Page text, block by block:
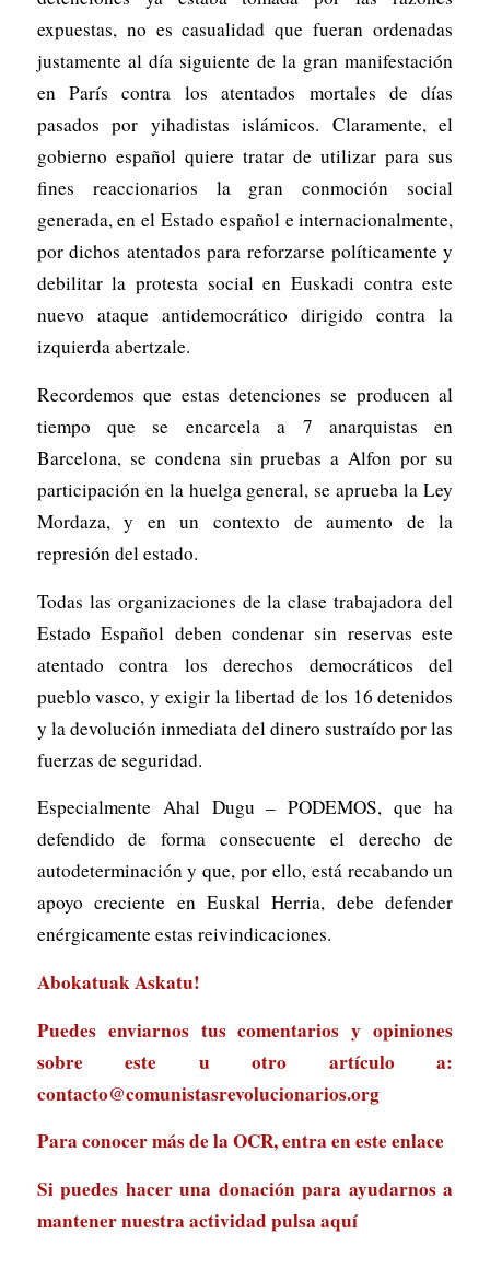
expuestas, no es casualidad que fueran ordenadas
justamente al día siguiente de la gran manifestación
en París contra los atentados mortales de días
pasados por yihadistas islámicos. Claramente, el
gobierno español quiere tratar de utilizar para sus
fines reaccionarios la gran conmoción social
generada, en el Estado español e internacionalmente,
por dichos atentados para reforzarse políticamente y
debilitar la protesta social en Euskadi contra este
nuevo ataque antidemocrático dirigido contra la
izquierda abertzale.
Recordemos que estas detenciones se producen al
tiempo que se encarcela a 7 anarquistas en
Barcelona, se condena sin pruebas a Alfon por su
participación en la huelga general, se aprueba la Ley
Mordaza, y en un contexto de aumento de la
represión del estado.
Todas las organizaciones de la clase trabajadora del
Estado Español deben condenar sin reservas este
atentado contra los derechos democráticos del
pueblo vasco, y exigir la libertad de los 16 detenidos
y la devolución inmediata del dinero sustraído por las
fuerzas de seguridad.
Especialmente Ahal Dugu – PODEMOS, que ha
defendido de forma consecuente el derecho de
autodeterminación y que, por ello, está recabando un
apoyo creciente en Euskal Herria, debe defender
enérgicamente estas reivindicaciones.
Abokatuak Askatu!
Puedes enviarnos tus comentarios y opiniones
sobre este u otro artículo a:
contacto@comunistasrevolucionarios.org
Para conocer más de la OCR, entra eneste enlace
Si puedes hacer una donación para ayudarnos a
mantener nuestra actividad pulsa aquí